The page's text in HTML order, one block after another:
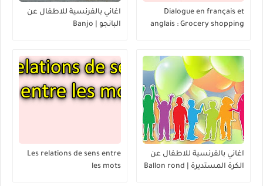
Dialogue en français et
anglais : Grocery shopping
اغاني بالفرنسية للاطفال عن
البانجو | Banjo
اغاني بالفرنسية للاطفال عن
الكرة المستديرة | Ballon rond
Les relations de sens entre
les mots